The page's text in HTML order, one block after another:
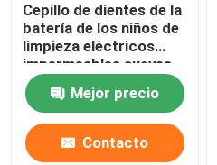
Cepillo de dientes de la
batería de los niños de
limpieza eléctricos
impermeables suaves
del cepillo de dientes
IPX7
Mejor precio
Contacto